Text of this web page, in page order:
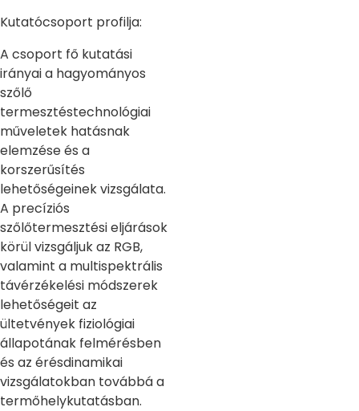
Kutatócsoport profilja:
A csoport fő kutatási
irányai a hagyományos
szőlő
termesztéstechnológiai
műveletek hatásnak
elemzése és a
korszerűsítés
lehetőségeinek vizsgálata.
A precíziós
szőlőtermesztési eljárások
körül vizsgáljuk az RGB,
valamint a multispektrális
távérzékelési módszerek
lehetőségeit az
ültetvények fiziológiai
állapotának felmérésben
és az érésdinamikai
vizsgálatokban továbbá a
termőhelykutatásban.